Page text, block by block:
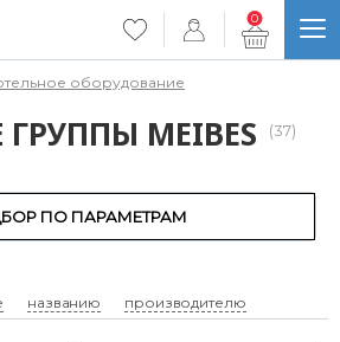
0
оборудование
MEIBES (37)
ПО ПАРАМЕТРАМ
названию производителю